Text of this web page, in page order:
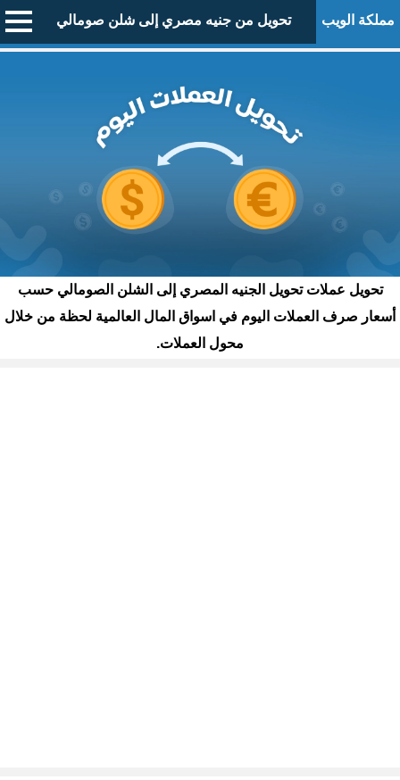
مملكة الويب تحويل من جنيه مصري إلى شلن صومالي
تحويل عملات تحويل الجنيه المصري إلى الشلن الصومالي حسب
أسعار صرف العملات اليوم في اسواق المال العالمية لحظة من خلال
محول العملات.